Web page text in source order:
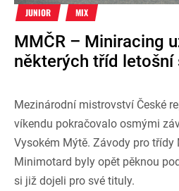
JUNIOR MIX
MMČR – Miniracing
některých tříd letošní
Mezinárodní mistrovství České
víkendu pokračovalo osmými
Vysokém Mýtě. Závody pro třídy
Minimotard byly opět pěknou
si již dojeli pro své tituly.